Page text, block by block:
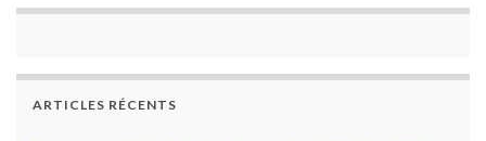
ARTICLES RÉCENTS